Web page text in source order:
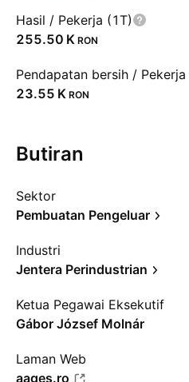
Hasil / Pekerja (1T)
‪255.50 K‬ RON
Pendapatan bersih / Pekerja
‪23.55 K‬ RON
Butiran
Sektor
Pembuatan Pengeluar
Industri
Jentera Perindustrian
Ketua Pegawai Eksekutif
Gábor József Molnár
Laman Web
aages.ro